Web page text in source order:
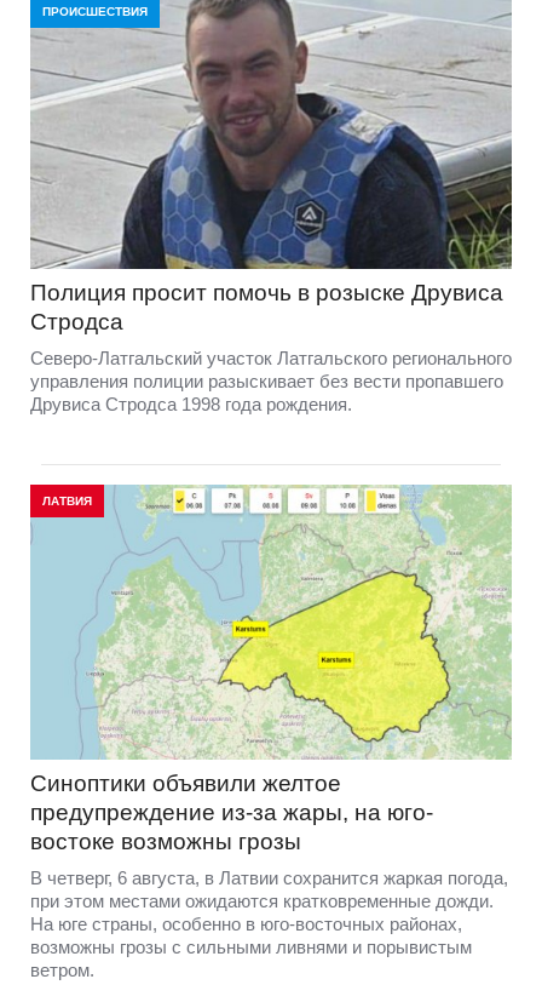
ПРОИСШЕСТВИЯ
Полиция просит помочь в розыске Друвиса
Стродса
Северо-Латгальский участок Латгальского регионального
управления полиции разыскивает без вести пропавшего
Друвиса Стродса 1998 года рождения.
ЛАТВИЯ
Синоптики объявили желтое
предупреждение из-за жары, на юго-
востоке возможны грозы
В четверг, 6 августа, в Латвии сохранится жаркая погода,
при этом местами ожидаются кратковременные дожди.
На юге страны, особенно в юго-восточных районах,
возможны грозы с сильными ливнями и порывистым
ветром.